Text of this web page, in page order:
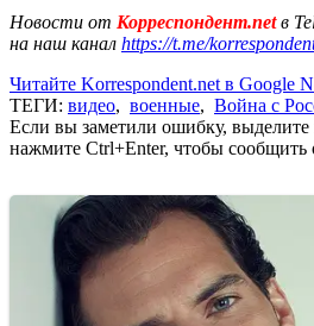
Новости от Корреспондент.netв
на наш канал https://t.me/
Читайте Korrespondent.net в Google
ТЕГИ: видео, военные, Война с
Если вы заметили ошибку, выделите
нажмите Ctrl+Enter, чтобы сообщить